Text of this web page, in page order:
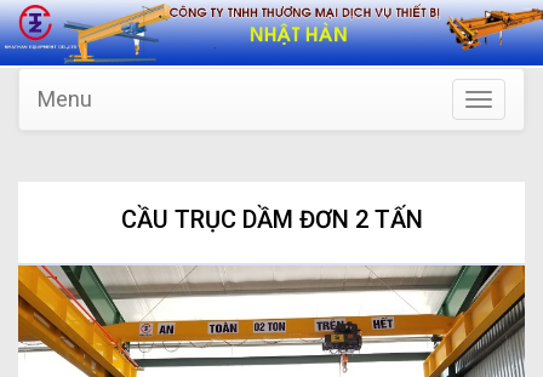
Toggle
Menu
CẦU TRỤC DẦM ĐƠN 2 TẤN